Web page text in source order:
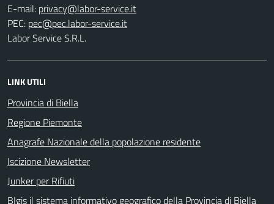
E-mail:
PEC:
Labor Service S.R.L.
LINK UTILI
Provincia di Biella
Regione Piemonte
Anagrafe Nazionale della popolazione residente
Iscizione Newsletter
Junker per Rifiuti
BIgis il sistema informativo geografico della Provincia di Biella